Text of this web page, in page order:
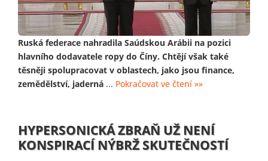
Ruská federace nahradila Saúdskou Arábii na pozici
hlavního dodavatele ropy do Číny. Chtějí však také
těsněji spolupracovat v oblastech, jako jsou finance,
zemědělství, jaderná ... Pokračovat ve čtení »»
HYPERSONICKÁ ZBRAŇ UŽ NENÍ
KONSPIRACÍ NÝBRŽ SKUTEČNOSTÍ